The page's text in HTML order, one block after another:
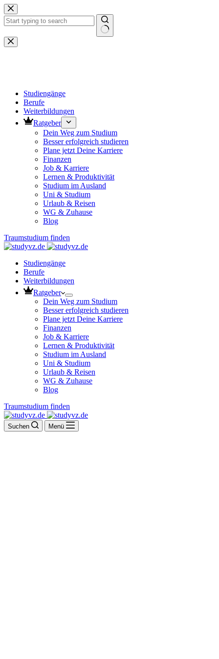
Zum
Inhalt
springen
Keine
Ergebnisse
Studiengänge
Berufe
Weiterbildungen
Ratgeber
Dein Weg zum Studium
Besser erfolgreich studieren
Plane jetzt Deine Karriere
Finanzen
Job & Karriere
Lernen & Produktivität
Studium im Ausland
Uni & Studium
Urlaub & Reisen
WG & Zuhause
Blog
Traumstudium finden
Studiengänge
Berufe
Weiterbildungen
Ratgeber
Dein Weg zum Studium
Besser erfolgreich studieren
Plane jetzt Deine Karriere
Finanzen
Job & Karriere
Lernen & Produktivität
Studium im Ausland
Uni & Studium
Urlaub & Reisen
WG & Zuhause
Blog
Traumstudium finden
Suchen Menü